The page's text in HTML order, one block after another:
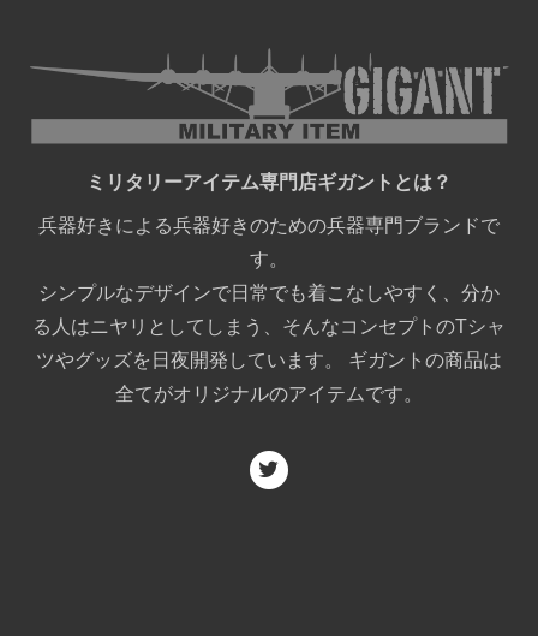
ミリタリーアイテム専門店ギガントとは？
兵器好きによる兵器好きのための兵器専門ブランドで
す。
シンプルなデザインで日常でも着こなしやすく、分か
る人はニヤリとしてしまう、そんなコンセプトのTシャ
ツやグッズを日夜開発しています。 ギガントの商品は
全てがオリジナルのアイテムです。